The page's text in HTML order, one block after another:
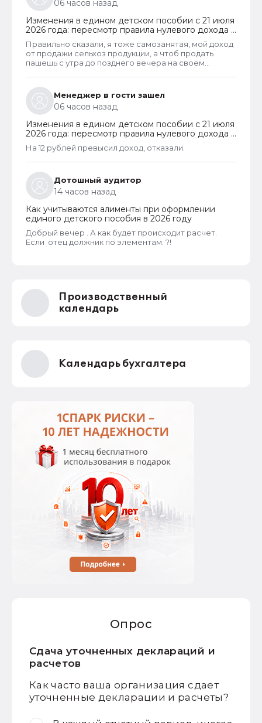
06 часов назад
Изменения в едином детском пособии с 21 июля
2026 года: пересмотр правила нулевого дохода и
новый порядок оформления пособий по месту
пребывания
Правильно сказали, я тоже самозанятая, мой доход
от продажи сельхоз продукции, а чтоб продать
пашешь с утра до позднего вечера на своем
Менеджер в гости зашел
06 часов назад
Изменения в едином детском пособии с 21 июля
2026 года: пересмотр правила нулевого дохода и
новый порядок оформления пособий по месту
пребывания
На 12 рублей превысил доход, отказали.
Дотошный аудитор
14 часов назад
Как учитываются алименты при оформлении
единого детского пособия в 2026 году
Добрый вечер . А как будет происходит расчет.
Если отец должник по элементам. ?!
Производственный
календарь
Календарь бухгалтера
Опрос
Сдача уточненных деклараций и
расчетов
Как часто ваша организация сдает
уточненные декларации и расчеты?